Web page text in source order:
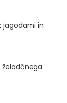
jagodami in
želodčnega